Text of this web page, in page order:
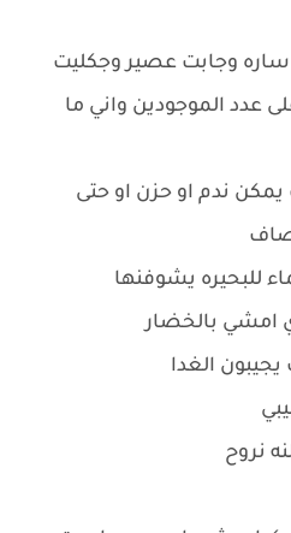
وجابت عصير وجكليت
عدد الموجودين واني ما
ندم او حزن او حتى
للبحيره يشوفنها
امشي بالخضار
الغدا
نروح